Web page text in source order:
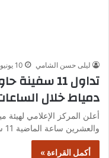
ليلى حسن الشامي 10 يونيو 2026
تداول 11
دمياط خلال
أعلن المركز الإعلامي لهيئة
والعشرين ساعة الماضية 11 سفينة وغادرت 12 سفينة ليصل…
أكمل القراءة »